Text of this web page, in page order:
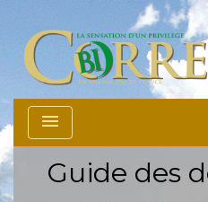
menu
Guide des